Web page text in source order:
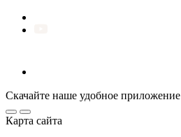
Скачайте наше удобное приложение
Карта сайта